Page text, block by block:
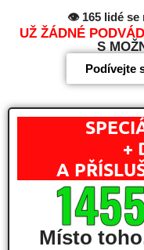
👁 165lidé se
UŽ ŽÁDNÉ
S
Podívejte
+
A
Místo